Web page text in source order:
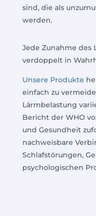
sind, die als
werden.
Jede Zunahme des
verdoppelt in
Unsere Produkte
einfach zu
Lärmbelastung
Bericht der WHO
und Gesundheit
nachweisbare
Schlafstörungen,
psychologischen